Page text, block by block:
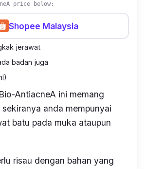
price below:
Shopee Malaysia
jerawat
badan juga
AntiacneA ini memang
anda mempunyai
batu pada muka ataupun
risau dengan bahan yang